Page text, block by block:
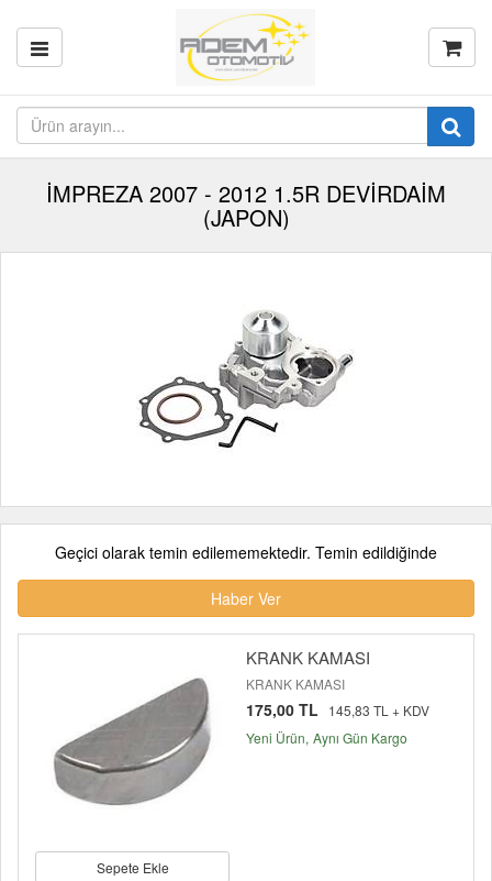
İMPREZA 2007 - 2012 1.5R DEVİRDAİM
(JAPON)
Geçici olarak temin edilememektedir. Temin edildiğinde
Haber Ver
Sepete Ekle
KRANK KAMASI
KRANK KAMASI
175,00 TL
145,83 TL + KDV
Yeni Ürün Aynı Gün Kargo